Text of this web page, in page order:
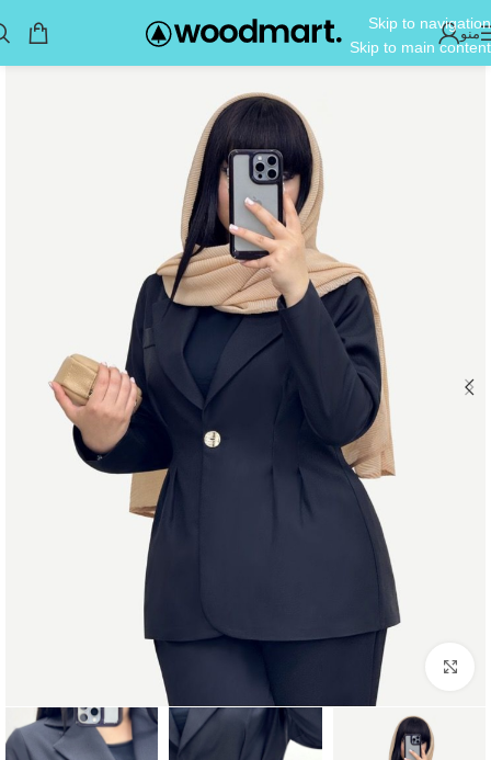
Skip to navigation
Skip to main content
منو
بزرگنمایی تصویر